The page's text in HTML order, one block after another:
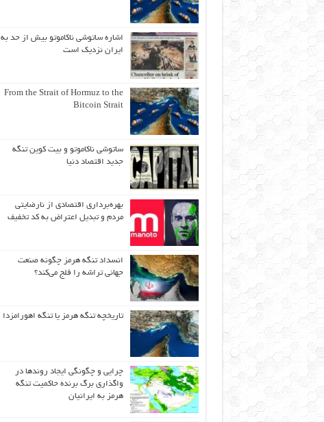
اشاره ساتوشی ناکاموتو بیش از حد به
ایران نزدیک است
From the Strait of Hormuz to the
Bitcoin Strait
ساتوشی ناکاموتو و بیت کوین تنگه
جدید اقتصاد دنیا
بهره‌برداری اقتصادی از نارضایتی
مردم و تبدیل اعتراض به کد تخفیف
انسداد تنگه هرمز چگونه صنعت
جهانی تراشه را فلج می‌کند؟
تاریخچه تنگه هرمز یا تنگه اهورامزدا
چرایی و چگونگی ایجاد روندها در
واگذاری برگ برنده حاکمیت تنگه
هرمز به ایرانیان